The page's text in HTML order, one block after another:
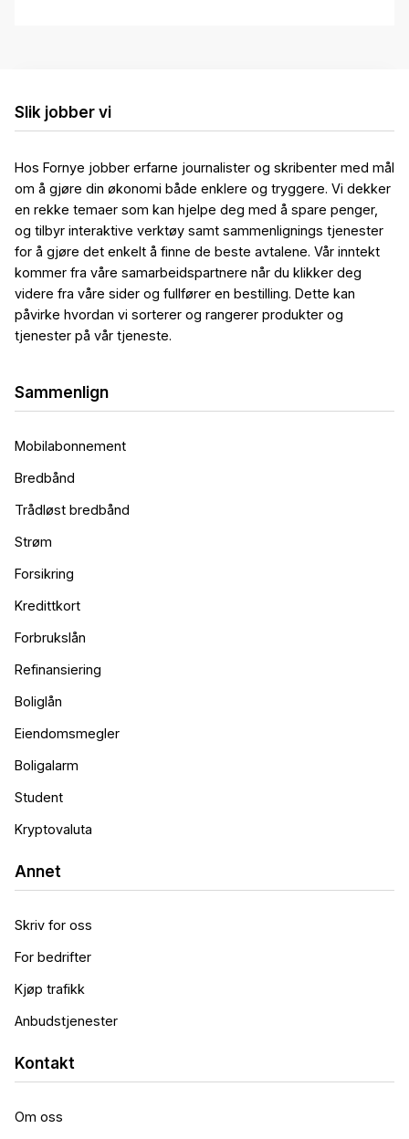
Boliglån 75 %
5.78%
eff.rente
eff.rente
eff.rente
Slik jobber vi
Hos Fornye jobber erfarne journalister og skribenter med mål
om å gjøre din økonomi både enklere og tryggere. Vi dekker
en rekke temaer som kan hjelpe deg med å spare penger,
og tilbyr interaktive verktøy samt sammenlignings tjenester
for å gjøre det enkelt å finne de beste avtalene. Vår inntekt
kommer fra våre samarbeidspartnere når du klikker deg
videre fra våre sider og fullfører en bestilling. Dette kan
påvirke hvordan vi sorterer og rangerer produkter og
tjenester på vår tjeneste.
Sammenlign
Mobilabonnement
Bredbånd
Trådløst bredbånd
Strøm
Forsikring
Kredittkort
Forbrukslån
Refinansiering
Boliglån
Eiendomsmegler
Boligalarm
Student
Kryptovaluta
Annet
Skriv for oss
For bedrifter
Kjøp trafikk
Anbudstjenester
Kontakt
Om oss